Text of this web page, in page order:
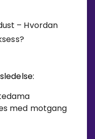
– Hvordan
med motgang